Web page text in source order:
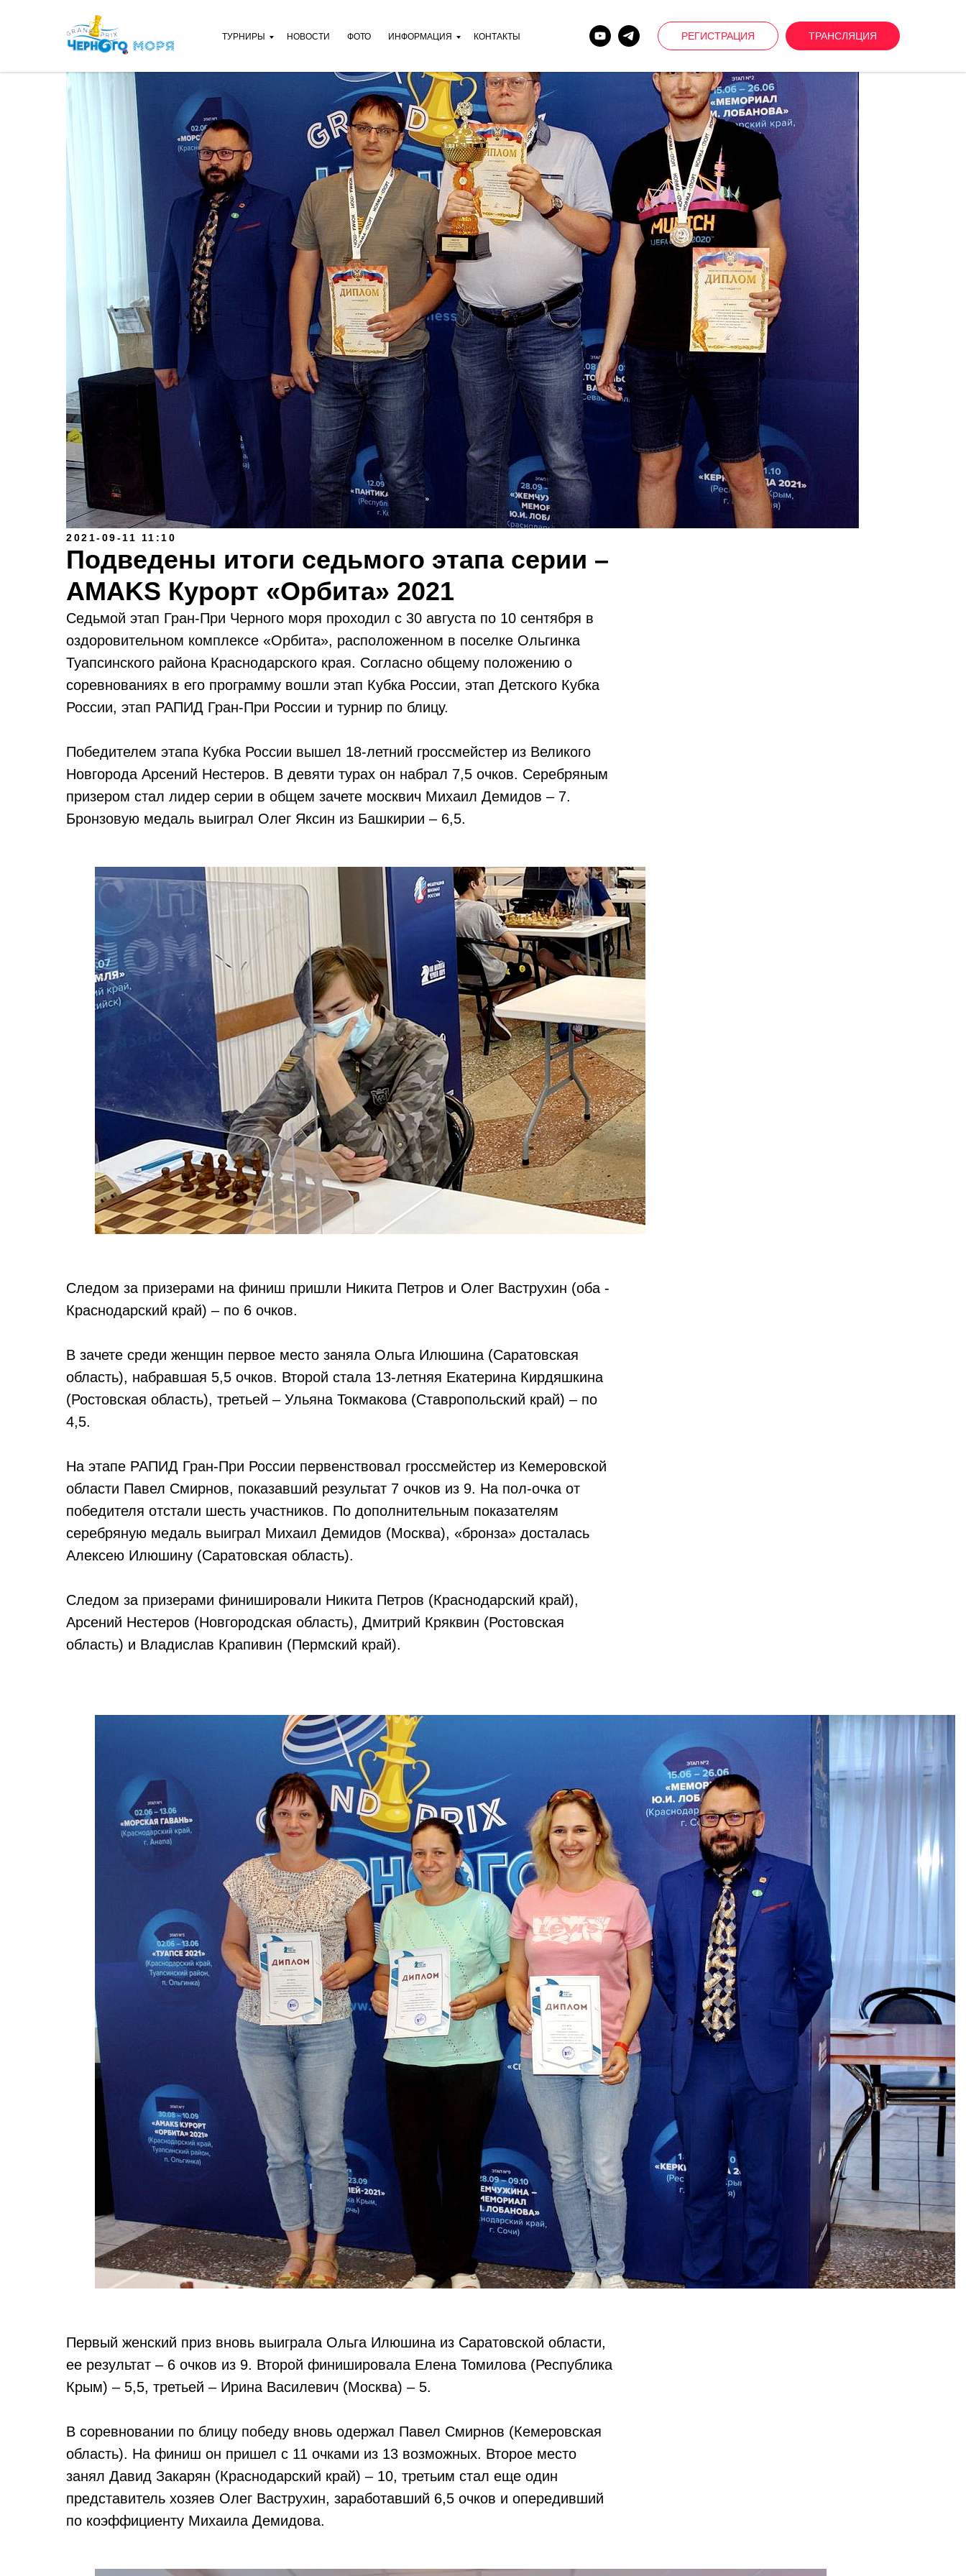
ТУРНИРЫ НОВОСТИ ФОТО ИНФОРМАЦИЯ КОНТАКТЫ РЕГИСТРАЦИЯ ТРАНСЛЯЦИЯ
2021-09-11 11:10
Подведены итоги седьмого этапа серии –
AMAKS Курорт «Орбита» 2021
Седьмой этап Гран-При Черного моря проходил с 30 августа по 10 сентября в
оздоровительном комплексе «Орбита», расположенном в поселке Ольгинка
Туапсинского района Краснодарского края. Согласно общему положению о
соревнованиях в его программу вошли этап Кубка России, этап Детского Кубка
России, этап РАПИД Гран-При России и турнир по блицу.
Победителем этапа Кубка России вышел 18-летний гроссмейстер из Великого
Новгорода Арсений Нестеров. В девяти турах он набрал 7,5 очков. Серебряным
призером стал лидер серии в общем зачете москвич Михаил Демидов – 7.
Бронзовую медаль выиграл Олег Яксин из Башкирии – 6,5.
Следом за призерами на финиш пришли Никита Петров и Олег Ваструхин (оба -
Краснодарский край) – по 6 очков.
В зачете среди женщин первое место заняла Ольга Илюшина (Саратовская
область), набравшая 5,5 очков. Второй стала 13-летняя Екатерина Кирдяшкина
(Ростовская область), третьей – Ульяна Токмакова (Ставропольский край) – по
4,5.
На этапе РАПИД Гран-При России первенствовал гроссмейстер из Кемеровской
области Павел Смирнов, показавший результат 7 очков из 9. На пол-очка от
победителя отстали шесть участников. По дополнительным показателям
серебряную медаль выиграл Михаил Демидов (Москва), «бронза» досталась
Алексею Илюшину (Саратовская область).
Следом за призерами финишировали Никита Петров (Краснодарский край),
Арсений Нестеров (Новгородская область), Дмитрий Кряквин (Ростовская
область) и Владислав Крапивин (Пермский край).
Первый женский приз вновь выиграла Ольга Илюшина из Саратовской области,
ее результат – 6 очков из 9. Второй финишировала Елена Томилова (Республика
Крым) – 5,5, третьей – Ирина Василевич (Москва) – 5.
В соревновании по блицу победу вновь одержал Павел Смирнов (Кемеровская
область). На финиш он пришел с 11 очками из 13 возможных. Второе место
занял Давид Закарян (Краснодарский край) – 10, третьим стал еще один
представитель хозяев Олег Ваструхин, заработавший 6,5 очков и опередивший
по коэффициенту Михаила Демидова.